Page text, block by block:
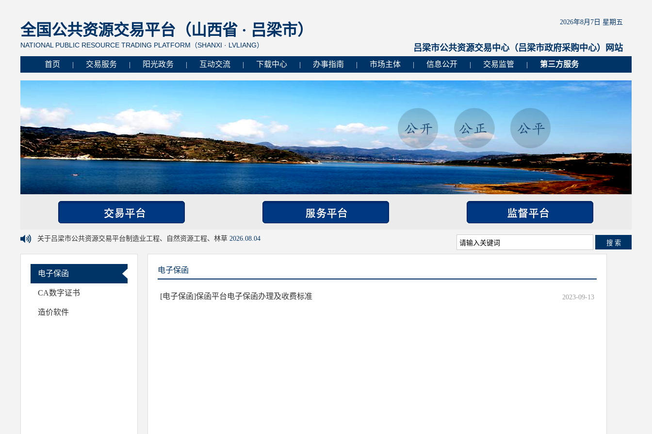
全国公共资源交易平台（山西省 · 吕梁市）
NATIONAL PUBLIC RESOURCE TRADING PLATFORM（SHANXI · LVLIANG）
2026年8月7日 星期五
吕梁市公共资源交易中心（吕梁市政府采购中心）网站
首页 交易服务 阳光政务 互动交流 下载中心 办事指南 市场主体 信息公开 交易监管 第三方服务
关于吕梁市公共资源交易平台制造业工程、自然资源工程、林草 2026.08.04
搜 索
电子保函
CA数字证书
造价软件
电子保函
[电子保函]保函平台电子保函办理及收费标准 2023-09-13